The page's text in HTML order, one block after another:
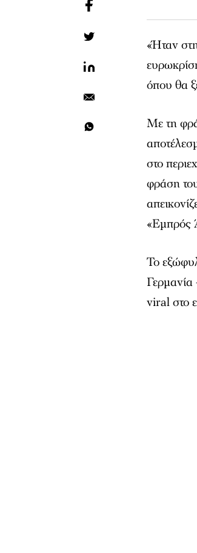
«Ήταν
όπου θα
Με τη
στο
φράση
«Εμπρός
Το
Γερμανία
viral στο